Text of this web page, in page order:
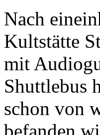
Nach
Kultstätte
mit
Shuttlebus
schon von